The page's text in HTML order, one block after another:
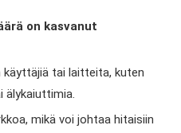
on kasvanut
tai laitteita, kuten
älykaiuttimia.
mikä voi johtaa hitaisiin